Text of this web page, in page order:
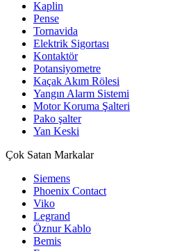
Kaplin
Pense
Tornavida
Elektrik Sigortası
Kontaktör
Potansiyometre
Kaçak Akım Rölesi
Yangın Alarm Sistemi
Motor Koruma Şalteri
Pako şalter
Yan Keski
Çok Satan Markalar
Siemens
Phoenix Contact
Viko
Legrand
Öznur Kablo
Bemis